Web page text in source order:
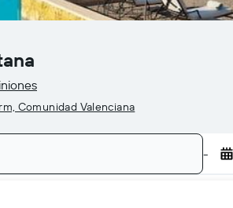
Comunidad Valenciana
-